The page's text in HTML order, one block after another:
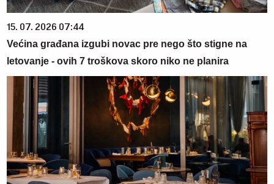
15. 07. 2026 07:44
Većina građana izgubi novac pre nego što stigne na
letovanje - ovih 7 troškova skoro niko ne planira